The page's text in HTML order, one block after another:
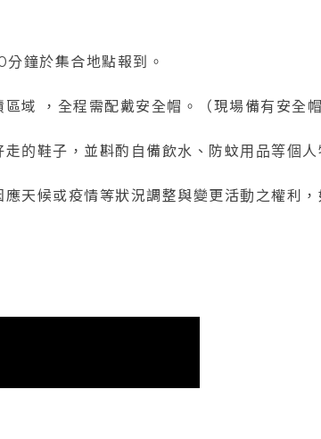
分鐘於集合地點報到。
域 ，全程需配戴安全帽。（現場備有安全
的鞋子，並斟酌自備飲水、防蚊用品等個人
應天候或疫情等狀況調整與變更活動之權利